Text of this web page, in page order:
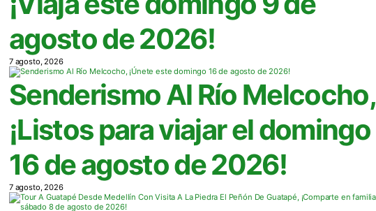
agosto de 2026!
7 agosto, 2026
Senderismo Al Río Melcocho,
¡Listos para viajar el domingo
16 de agosto de 2026!
7 agosto, 2026